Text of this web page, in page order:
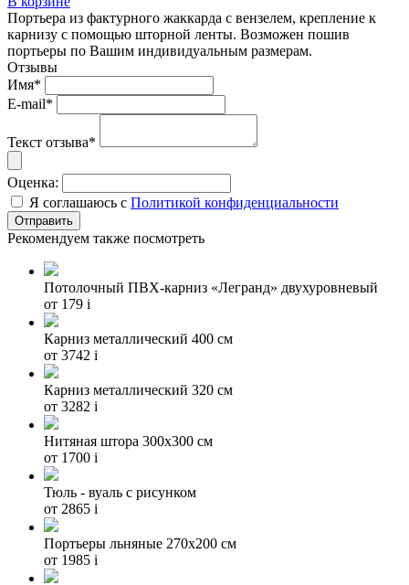
Портьера из фактурного жаккарда с вензелем, крепление к
карнизу с помощью шторной ленты. Возможен пошив
портьеры по Вашим индивидуальным размерам.
Отзывы
Имя*
E-mail*
Текст отзыва*
Оценка:
Я соглашаюсь с Политикой конфиденциальности
Рекомендуем также посмотреть
Потолочный ПВХ-карниз «Легранд» двухуровневый
от 179 i
Карниз металлический 400 см
от 3742 i
Карниз металлический 320 см
от 3282 i
Нитяная штора 300х300 см
от 1700 i
Тюль - вуаль с рисунком
от 2865 i
Портьеры льняные 270х200 см
от 1985 i